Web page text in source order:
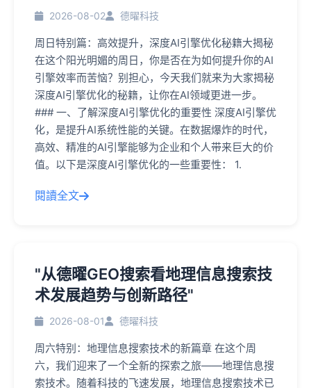
2026-08-02 德曜科技
周日特别篇：高效提升，深度AI引擎优化秘籍大揭秘
在这个阳光明媚的周日，你是否在为如何提升你的AI
引擎效率而苦恼？别担心，今天我们就来为大家揭秘
深度AI引擎优化的秘籍，让你在AI领域更进一步。
### 一、了解深度AI引擎优化的重要性 深度AI引擎优
化，是提升AI系统性能的关键。在数据爆炸的时代，
高效、精准的AI引擎能够为企业和个人带来巨大的价
值。以下是深度AI引擎优化的一些重要性： 1.
閱讀全文
"从德曜GEO搜索看地理信息搜索技
术发展趋势与创新路径"
2026-08-01 德曜科技
周六特别：地理信息搜索技术的新篇章 在这个周
六，我们迎来了一个全新的探索之旅——地理信息搜
索技术。随着科技的飞速发展，地理信息搜索技术已